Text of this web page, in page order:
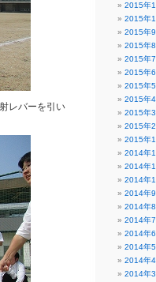
レバーを引い
2015年
2015年
2015年9
2015年8
2015年7
2015年6
2015年5
2015年4
2015年3
2015年2
2015年1
2014年
2014年
2014年
2014年9
2014年8
2014年7
2014年6
2014年5
2014年4
2014年3